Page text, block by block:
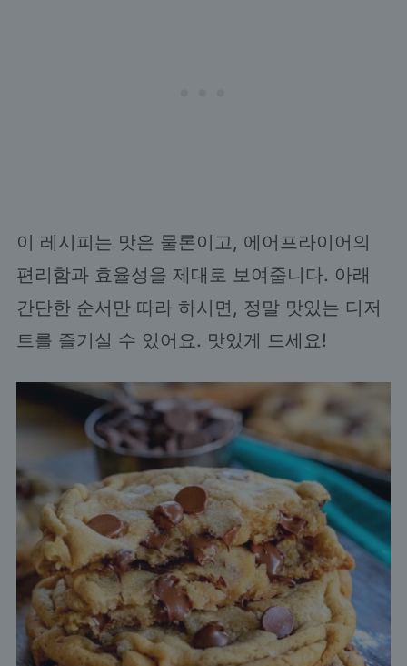
이 레시피는 맛은 물론이고, 에어프라이어의
편리함과 효율성을 제대로 보여줍니다. 아래
간단한 순서만 따라 하시면, 정말 맛있는 디저
트를 즐기실 수 있어요. 맛있게 드세요!